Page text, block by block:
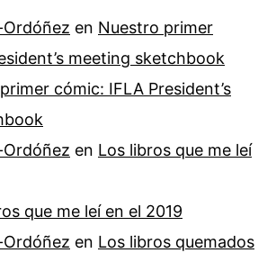
en Nuestro primer
meeting sketchbook
cómic: IFLA President’s
en Los libros que me leí
que me leí en el 2019
en Los libros quemados